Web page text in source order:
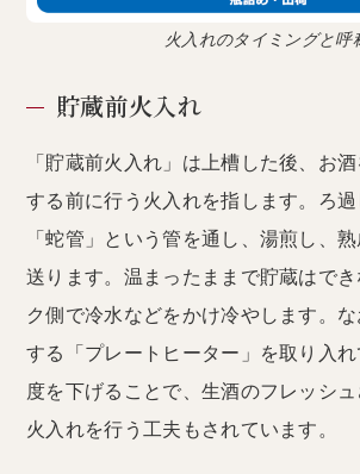
火入れのタイミングと呼
貯蔵前火入れ
「貯蔵前火入れ」は上槽した後、お
する前に行う火入れを指します。ろ
「蛇管」という管を通し、湯煎し、
送ります。温まったままで貯蔵はで
ク側で冷水などをかけ冷やします。
する「プレートヒーター」を取り入
度を下げることで、生酒のフレッシ
火入れを行う工夫もされています。